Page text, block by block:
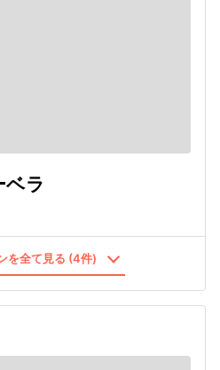
ベラ
を全て見る (4件)